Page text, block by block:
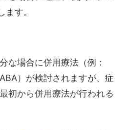
ます。
な場合に併用療法（例：
）が検討されますが、症
初から併用療法が行われる